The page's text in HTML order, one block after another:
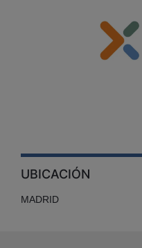
UBICACIÓN
MADRID